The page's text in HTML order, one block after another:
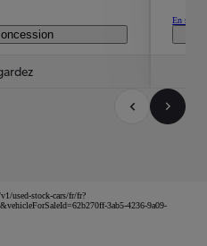
En
used-stock-cars/fr/fr?
3ab5-4236-9a09-